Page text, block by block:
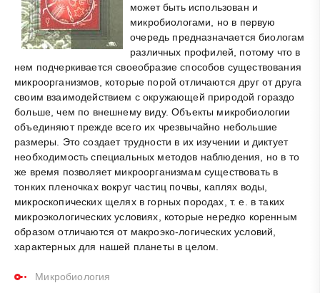
может быть использован и
микробиологами, но в первую
очередь предназначается биологам
различных профилей, потому что в
нем подчеркивается своеобразие способов существования
микроорганизмов, которые порой отличаются друг от друга
своим взаимодействием с окружающей природой гораздо
больше, чем по внешнему виду. Объекты микробиологии
объединяют прежде всего их чрезвычайно небольшие
размеры. Это создает трудности в их изучении и диктует
необходимость специальных методов наблюдения, но в то
же время позволяет микроорганизмам существовать в
тонких пленочках вокруг частиц почвы, каплях воды,
микроскопических щелях в горных породах, т. е. в таких
микроэкологических условиях, которые нередко коренным
образом отличаются от макроэко-логических условий,
характерных для нашей планеты в целом.
Микробиология